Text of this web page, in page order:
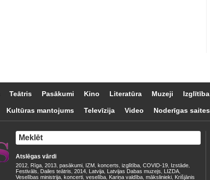
Teātris Pasākumi Kino Literatūra Muzeji Izglītība
Kultūras mantojums Televīzija Video Noderīgas saites
Atslēgas vārdi
2012 Rīga 2013 pasākumi IZM koncerts izglītība COVID-19 Izstāde
Festivāls Dailes teātris 2014 Latvija Latvijas Dabas muzejs LIZDA
Veselības ministrija koncerti veselība Kariņa valdība mākslinieki Krišjānis